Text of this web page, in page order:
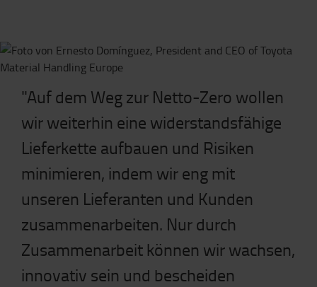
"Auf dem Weg zur Netto-Zero wollen
wir weiterhin eine widerstandsfähige
Lieferkette aufbauen und Risiken
minimieren, indem wir eng mit
unseren Lieferanten und Kunden
zusammenarbeiten. Nur durch
Zusammenarbeit können wir wachsen,
innovativ sein und bescheiden